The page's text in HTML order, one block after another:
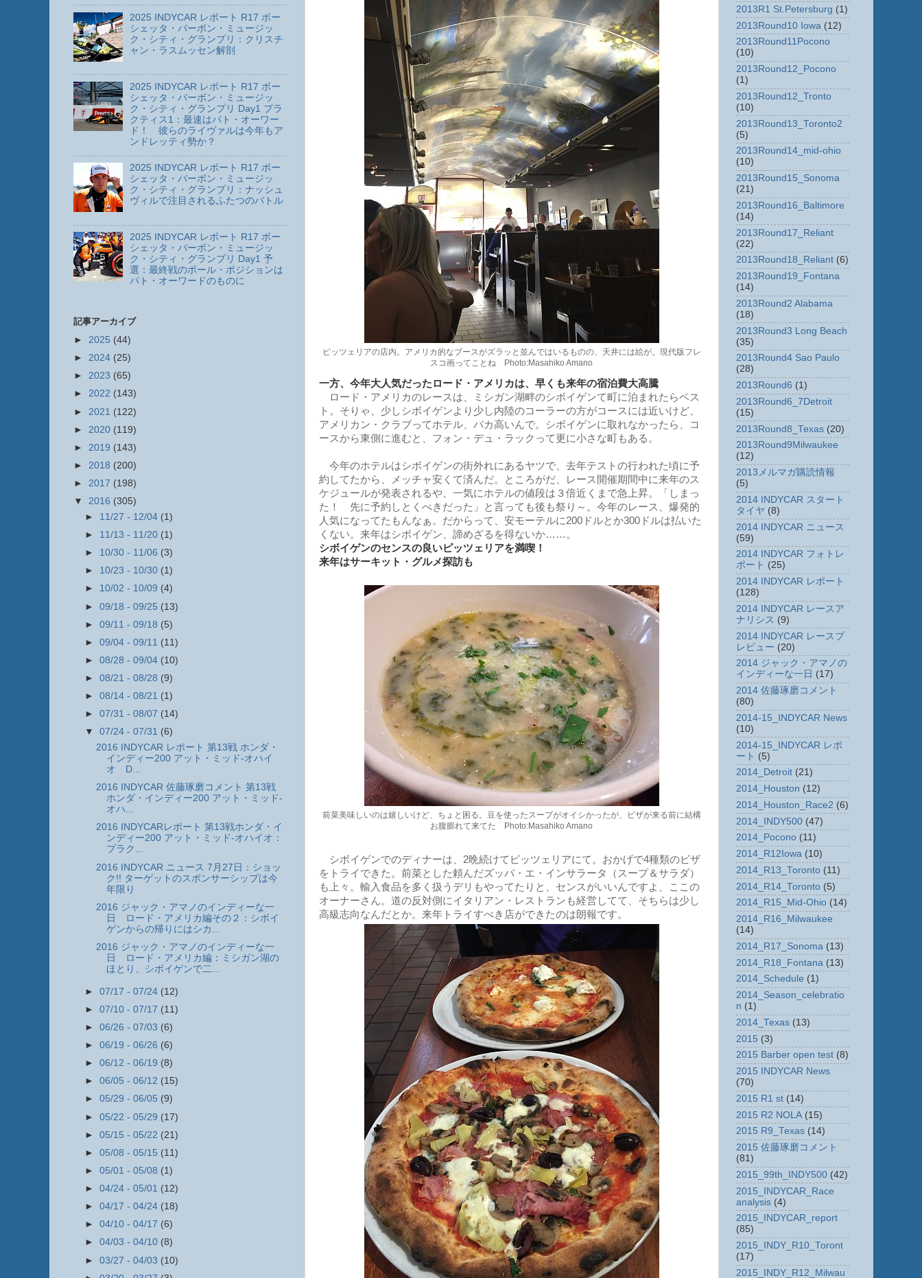
ピッツェリアの店内。アメリカ的なブースがズラッと並んではいるものの、天井には絵が。現代版フレ
スコ画ってことね Photo:Masahiko Amano
一方、今年大人気だったロード・アメリカは、早くも来年の宿泊費大高騰
ロード・アメリカのレースは、ミシガン湖畔のシボイゲンて町に泊まれたらベス
ト。そりゃ、少しシボイゲンより少し内陸のコーラーの方がコースには近いけど、
アメリカン・クラブってホテル、バカ高いんで。シボイゲンに取れなかったら、コ
ースから東側に進むと、フォン・デュ・ラックって更に小さな町もある。
今年のホテルはシボイゲンの街外れにあるヤツで、去年テストの行われた頃に予
約してたから、メッチャ安くて済んだ。ところがだ、レース開催期間中に来年のス
ケジュールが発表されるや、一気にホテルの値段は３倍近くまで急上昇。「しまっ
た！ 先に予約しとくべきだった」と言っても後も祭り～。今年のレース、爆発的
人気になってたもんなぁ。だからって、安モーテルに200ドルとか300ドルは払いた
くない。来年はシボイゲン、諦めざるを得ないか……。
シボイゲンのセンスの良いピッツェリアを満喫！
来年はサーキット・グルメ探訪も
前菜美味しいのは嬉しいけど、ちょと困る。豆を使ったスープがオイシかったが、ピザが来る前に結構
お腹膨れて来てた Photo:Masahiko Amano
シボイゲンでのディナーは、2晩続けてピッツェリアにて。おかげで4種類のビザ
をトライできた。前菜とした頼んだズッパ・エ・インサラータ（スープ＆サラダ）
も上々。輸入食品を多く扱うデリもやってたりと、センスがいいんですよ、ここの
オーナーさん。道の反対側にイタリアン・レストランも経営してて、そちらは少し
高級志向なんだとか。来年トライすべき店ができたのは朗報です。
2025 INDYCAR レポート R17 ボー
シェッタ・バーボン・ミュージッ
ク・シティ・グランプリ：クリスチ
ャン・ラスムッセン解剖
2025 INDYCAR レポート R17 ボー
シェッタ・バーボン・ミュージッ
ク・シティ・グランプリ Day1 プラ
クティス1：最速はパト・オーワー
ド！ 彼らのライヴァルは今年もア
ンドレッティ勢か？
2025 INDYCAR レポート R17 ボー
シェッタ・バーボン・ミュージッ
ク・シティ・グランプリ：ナッシュ
ヴィルで注目されるふたつのバトル
2025 INDYCAR レポート R17 ボー
シェッタ・バーボン・ミュージッ
ク・シティ・グランプリ Day1 予
選：最終戦のポール・ポジションは
パト・オーワードのものに
記事アーカイブ
► 2025 (44)
► 2024 (25)
► 2023 (65)
► 2022 (143)
► 2021 (122)
► 2020 (119)
► 2019 (143)
► 2018 (200)
► 2017 (198)
▼ 2016 (305)
► 11/27 - 12/04 (1)
► 11/13 - 11/20 (1)
► 10/30 - 11/06 (3)
► 10/23 - 10/30 (1)
► 10/02 - 10/09 (4)
► 09/18 - 09/25 (13)
► 09/11 - 09/18 (5)
► 09/04 - 09/11 (11)
► 08/28 - 09/04 (10)
► 08/21 - 08/28 (9)
► 08/14 - 08/21 (1)
► 07/31 - 08/07 (14)
▼ 07/24 - 07/31 (6)
2016 INDYCAR レポート 第13戦 ホンダ・
インディー200 アット・ミッド-オハイ
オ D...
2016 INDYCAR 佐藤琢磨コメント 第13戦
ホンダ・インディー200 アット・ミッド-
オハ...
2016 INDYCARレポート 第13戦ホンダ・イ
ンディー200 アット・ミッド-オハイオ：
プラク...
2016 INDYCAR ニュース 7月27日：ショッ
ク!! ターゲットのスポンサーシップは今
年限り
2016 ジャック・アマノのインディーな一
日 ロード・アメリカ編その２：シボイ
ゲンからの帰りにはシカ...
2016 ジャック・アマノのインディーな一
日 ロード・アメリカ編：ミシガン湖の
ほとり、シボイゲンで二...
► 07/17 - 07/24 (12)
► 07/10 - 07/17 (11)
► 06/26 - 07/03 (6)
► 06/19 - 06/26 (6)
► 06/12 - 06/19 (8)
► 06/05 - 06/12 (15)
► 05/29 - 06/05 (9)
► 05/22 - 05/29 (17)
► 05/15 - 05/22 (21)
► 05/08 - 05/15 (11)
► 05/01 - 05/08 (1)
► 04/24 - 05/01 (12)
► 04/17 - 04/24 (18)
► 04/10 - 04/17 (6)
► 04/03 - 04/10 (8)
► 03/27 - 04/03 (10)
2013R1 St.Petersburg (1)
2013Round10 Iowa (12)
2013Round11Pocono
(10)
2013Round12_Pocono
(1)
2013Round12_Tronto
(10)
2013Round13_Toronto2
(5)
2013Round14_mid-ohio
(10)
2013Round15_Sonoma
(21)
2013Round16_Baltimore
(14)
2013Round17_Reliant
(22)
2013Round18_Reliant (6)
2013Round19_Fontana
(14)
2013Round2 Alabama
(18)
2013Round3 Long Beach
(35)
2013Round4 Sao Paulo
(28)
2013Round6 (1)
2013Round6_7Detroit
(15)
2013Round8_Texas (20)
2013Round9Milwaukee
(12)
2013メルマガ購読情報
(5)
2014 INDYCAR スタート
タイヤ (8)
2014 INDYCAR ニュース
(59)
2014 INDYCAR フォトレ
ポート (25)
2014 INDYCAR レポート
(128)
2014 INDYCAR レースア
ナリシス (9)
2014 INDYCAR レースプ
レビュー (20)
2014 ジャック・アマノの
インディーな一日 (17)
2014 佐藤琢磨コメント
(80)
2014-15_INDYCAR News
(10)
2014-15_INDYCAR レポ
ート (5)
2014_Detroit (21)
2014_Houston (12)
2014_Houston_Race2 (6)
2014_INDY500 (47)
2014_Pocono (11)
2014_R12Iowa (10)
2014_R13_Toronto (11)
2014_R14_Toronto (5)
2014_R15_Mid-Ohio (14)
2014_R16_Milwaukee
(14)
2014_R17_Sonoma (13)
2014_R18_Fontana (13)
2014_Schedule (1)
2014_Season_celebratio
n (1)
2014_Texas (13)
2015 (3)
2015 Barber open test (8)
2015 INDYCAR News
(70)
2015 R1 st (14)
2015 R2 NOLA (15)
2015 R9_Texas (14)
2015 佐藤琢磨コメント
(81)
2015_99th_INDY500 (42)
2015_INDYCAR_Race
analysis (4)
2015_INDYCAR_report
(85)
2015_INDY_R10_Toront
(17)
2015_INDY_R12_Milwau